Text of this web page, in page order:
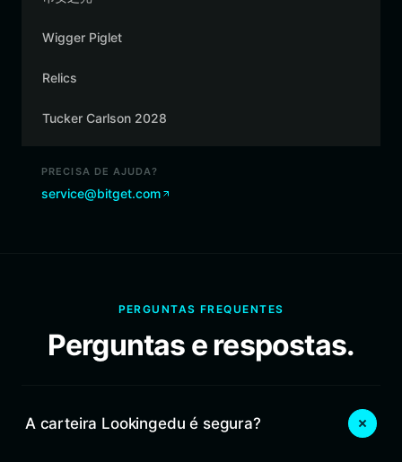
Wigger Piglet
Relics
Tucker Carlson 2028
PRECISA DE AJUDA?
service@bitget.com
PERGUNTAS FREQUENTES
Perguntas e respostas.
A carteira Lookingedu é segura?